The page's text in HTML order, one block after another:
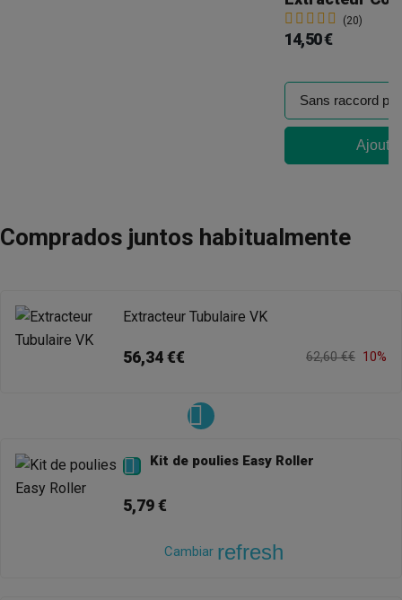
(20)
14,50 €
Comprados juntos habitualmente
Extracteur Tubulaire VK
56,34 €€ 62,60 €€ 10%
 Kit de poulies Easy Roller
5,79 €
Cambiar refresh